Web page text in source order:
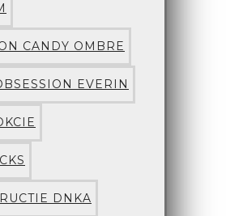
CANDY OMBRE
EVERIN
DNKA